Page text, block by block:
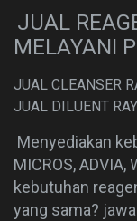
JUAL
MELAYANI
JUAL CLEANSER
JUAL DILUENT
Menyediakan
MICROS,
kebutuhan
yang sama?